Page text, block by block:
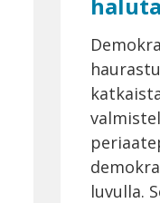
luvulla.